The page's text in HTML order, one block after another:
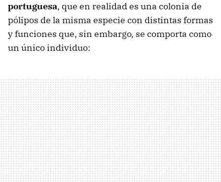
portuguesa, que en realidad es una colonia de
pólipos de la misma especie con distintas formas
y funciones que, sin embargo, se comporta como
un único individuo: